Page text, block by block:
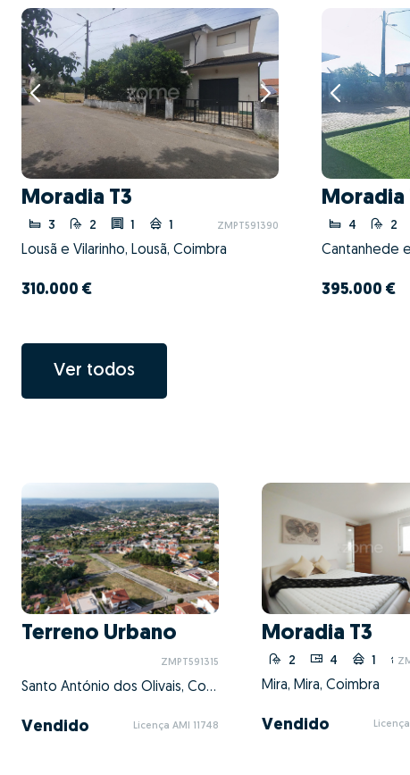
Moradia T3
3 2 1 1 ZMPT591390
Lousã e Vilarinho, Lousã, Coimbra
310.000 €
Moradia
4 2
395.000 €
Ver todos
Terreno Urbano
ZMPT591315
Santo António dos Olivais, Coimbra, Coimbra
Vendido Licença AMI 11748
Moradia T3
2 4 1
Mira, Mira, Coimbra
Vendido